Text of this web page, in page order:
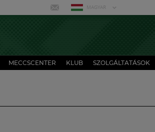
MAGYAR
MECCSCENTER KLUB SZOLGÁLTATÁSOK